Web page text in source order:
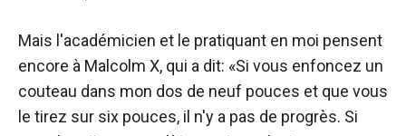
Mais l'académicien et le pratiquant en moi pensent
encore à Malcolm X, qui a dit: «Si vous enfoncez un
couteau dans mon dos de neuf pouces et que vous
le tirez sur six pouces, il n'y a pas de progrès. Si